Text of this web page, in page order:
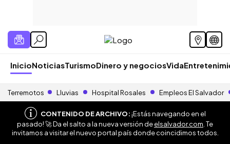
InicioNoticiasTurismoDinero y negociosVida
Terremotos Lluvias Hospital Rosales Empleos El Salvador
CONTENIDO DE ARCHIVO:¡Estás navegando en el
pasado! 🚀 Da el salto a la nueva versión deelsalvador.com . Te
invitamos a visitar el nuevo portal país donde coincidimos todos.